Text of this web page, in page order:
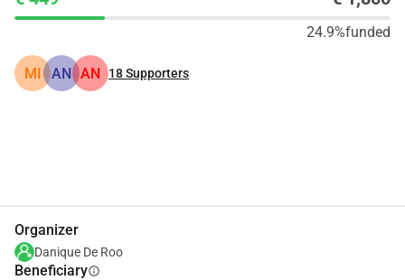
24.9%funded
MI AN AN 18Supporters
Organizer
Danique De Roo
Beneficiaryinfo